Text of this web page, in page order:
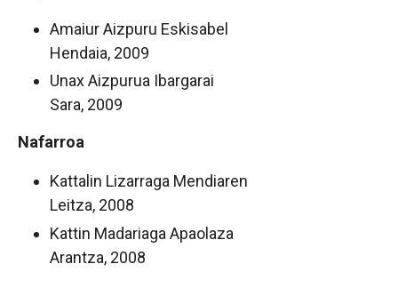
Amaiur Aizpuru Eskisabel
Hendaia, 2009
Unax Aizpurua Ibargarai
Sara, 2009
Nafarroa
Kattalin Lizarraga Mendiaren
Leitza, 2008
Kattin Madariaga Apaolaza
Arantza, 2008